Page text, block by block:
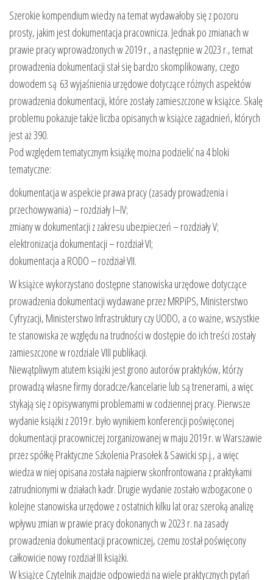
Szerokie kompendium wiedzy na temat wydawałoby się z pozoru
prosty, jakim jest dokumentacja pracownicza. Jednak po zmianach w
prawie pracy wprowadzonych w 2019 r., a następnie w 2023 r., temat
prowadzenia dokumentacji stał się bardzo skomplikowany, czego
dowodem są 63 wyjaśnienia urzędowe dotyczące różnych aspektów
prowadzenia dokumentacji, które zostały zamieszczone w książce. Skalę
problemu pokazuje także liczba opisanych w książce zagadnień, których
jest aż 390.
Pod względem tematycznym książkę można podzielić na 4 bloki
tematyczne:
dokumentacja w aspekcie prawa pracy (zasady prowadzenia i
przechowywania) – rozdziały I–IV;
zmiany w dokumentacji z zakresu ubezpieczeń – rozdziały V;
elektronizacja dokumentacji – rozdział VI;
dokumentacja a RODO – rozdział VII.
W książce wykorzystano dostępne stanowiska urzędowe dotyczące
prowadzenia dokumentacji wydawane przez MRPiPS, Ministerstwo
Cyfryzacji, Ministerstwo Infrastruktury czy UODO, a co ważne, wszystkie
te stanowiska ze względu na trudności w dostępie do ich treści zostały
zamieszczone w rozdziale VIII publikacji.
Niewątpliwym atutem książki jest grono autorów praktyków, którzy
prowadzą własne firmy doradcze/kancelarie lub są trenerami, a więc
stykają się z opisywanymi problemami w codziennej pracy. Pierwsze
wydanie książki z 2019 r. było wynikiem konferencji poświęconej
dokumentacji pracowniczej zorganizowanej w maju 2019 r. w Warszawie
przez spółkę Praktyczne Szkolenia Prasołek & Sawicki sp.j., a więc
wiedza w niej opisana została najpierw skonfrontowana z praktykami
zatrudnionymi w działach kadr. Drugie wydanie zostało wzbogacone o
kolejne stanowiska urzędowe z ostatnich kilku lat oraz szeroką analizę
wpływu zmian w prawie pracy dokonanych w 2023 r. na zasady
prowadzenia dokumentacji pracowniczej, czemu został poświęcony
całkowicie nowy rozdział III książki.
W książce Czytelnik znajdzie odpowiedzi na wiele praktycznych pytań